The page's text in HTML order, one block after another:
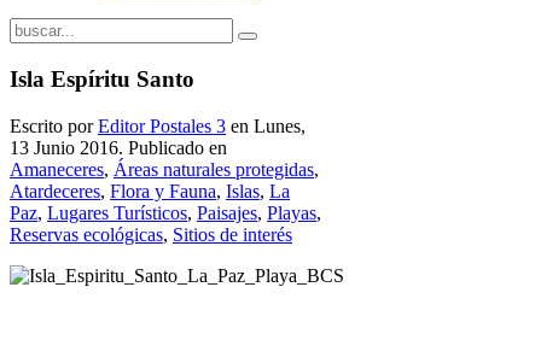
Isla Espíritu Santo
Escrito porEditor Postales 3 en Lunes,
13 Junio 2016. Publicado en
Amaneceres, Áreas naturales protegidas,
Atardeceres, Flora y Fauna, Islas, La
Paz, Lugares Turísticos, Paisajes, Playas,
Reservas ecológicas, Sitios de interés